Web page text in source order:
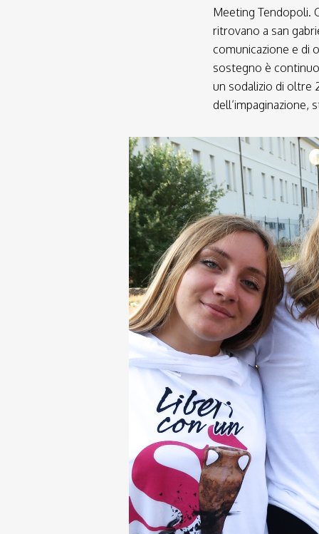
Meeting Tendopoli.
ritrovano a san
comunicazione e di
sostegno è
un sodalizio di oltre
dell’impaginazione,